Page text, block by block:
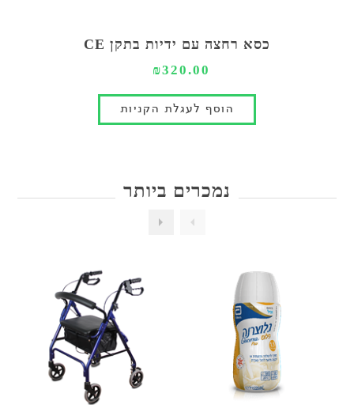
כסא רחצה עם ידיות בתקן CE
₪320.00
נמכרים ביותר